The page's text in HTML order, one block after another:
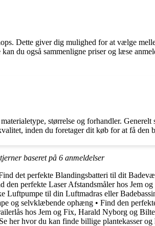
Dette giver dig mulighed for at vælge
du også sammenligne priser og læse
størrelse og forhandler.
inden du foretager dit køb for at få den
baseret på 6 anmeldelser
det perfekte Blandingsbatteri til dit
den perfekte Laser Afstandsmåler hos Jem
Luftpumpe til din Luftmadras eller
og selvklæbende ophæng • Find den
hos Jem og Fix, Harald Nyborg og
her hvor du kan finde billige plantekasser og